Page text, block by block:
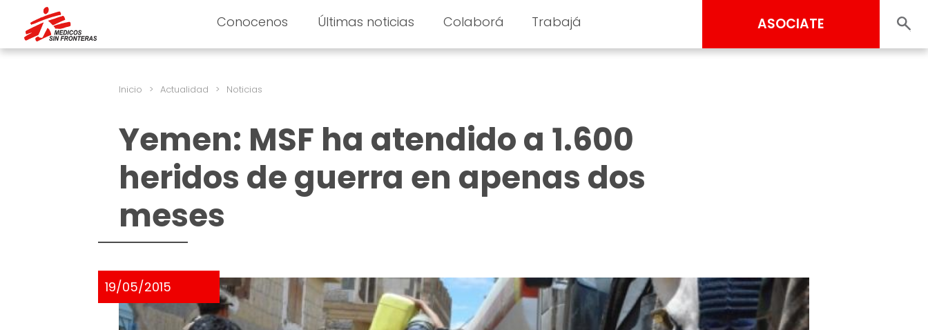
Conocenos Últimas noticias Colaborá Trabajá ASOCIATE
Inicio > Actualidad > Noticias
Yemen: MSF ha atendido a 1.600
heridos de guerra en apenas dos
meses
19/05/2015